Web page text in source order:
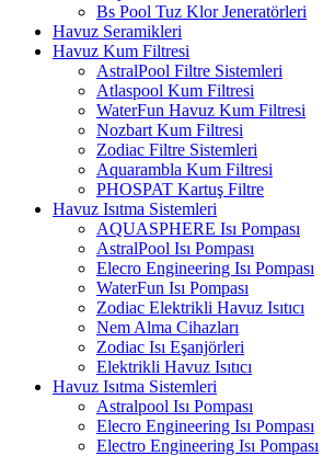
Bs Pool Tuz Klor Jeneratörleri
Havuz Seramikleri
Havuz Kum Filtresi
AstralPool Filtre Sistemleri
Atlaspool Kum Filtresi
WaterFun Havuz Kum Filtresi
Nozbart Kum Filtresi
Zodiac Filtre Sistemleri
Aquarambla Kum Filtresi
PHOSPAT Kartuş Filtre
Havuz Isıtma Sistemleri
AQUASPHERE Isı Pompası
AstralPool Isı Pompası
Elecro Engineering Isı Pompası
WaterFun Isı Pompası
Zodiac Elektrikli Havuz Isıtıcı
Nem Alma Cihazları
Zodiac Isı Eşanjörleri
Elektrikli Havuz Isıtıcı
Havuz Isıtma Sistemleri
Astralpool Isı Pompası
Elecro Engineering Isı Pompası
Electro Engineering Isı Pompası